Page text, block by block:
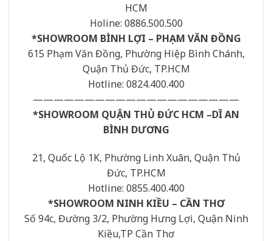
HCM
Holine: 0886.500.500
*SHOWROOM BÌNH LỢI – PHẠM VĂN ĐỒNG
615 Phạm Văn Đồng, Phường Hiệp Bình Chánh,
Quận Thủ Đức, TP.HCM
Hotline: 0824.400.400
————————————————————
*SHOWROOM QUẬN THỦ ĐỨC HCM –DĨ AN
BÌNH DƯƠNG
21, Quốc Lộ 1K, Phường Linh Xuân, Quận Thủ
Đức, TP.HCM
Hotline: 0855.400.400
*SHOWROOM NINH KIỀU – CẦN THƠ
Số 94c, Đường 3/2, Phường Hưng Lợi, Quận Ninh
Kiều,TP Cần Thơ